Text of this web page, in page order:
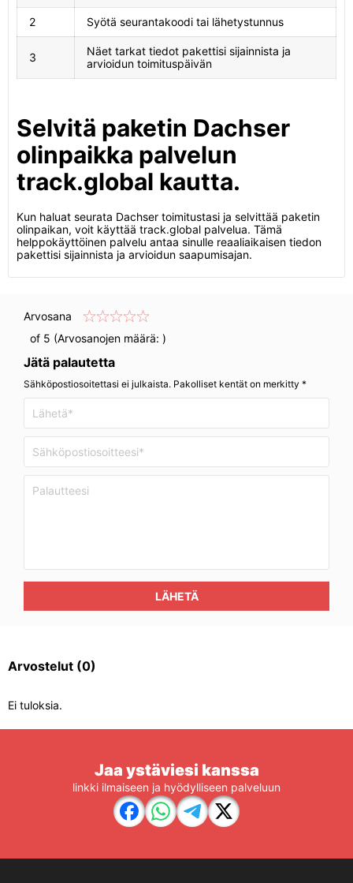
2 Syötä seurantakoodi tai lähetystunnus
3
Näet tarkat tiedot pakettisi sijainnista ja
arvioidun toimituspäivän
Selvitä paketin Dachser
olinpaikka palvelun
track.global kautta.
Kun haluat seurata Dachser toimitustasi ja selvittää paketin
olinpaikan, voit käyttää track.global palvelua. Tämä
helppokäyttöinen palvelu antaa sinulle reaaliaikaisen tiedon
pakettisi sijainnista ja arvioidun saapumisajan.
Arvosana
of 5 (Arvosanojen määrä: )
Jätä palautetta
Sähköpostiosoitettasi ei julkaista. Pakolliset kentät on merkitty *
LÄHETÄ
Arvostelut (0)
Ei tuloksia.
Jaa ystäviesi kanssa
linkki ilmaiseen ja hyödylliseen palveluun